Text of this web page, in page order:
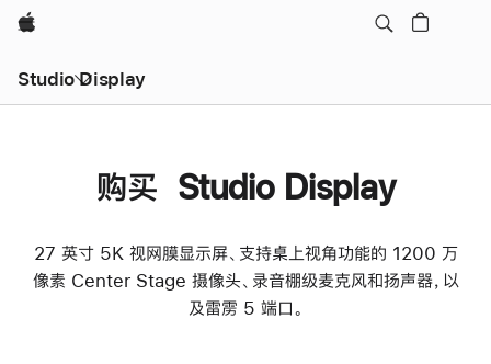
Apple
Studio Display
购买 Studio Display
27 英寸 5K 视网膜显示屏、支持桌上视角功能的 1200 万
像素 Center Stage 摄像头、录音棚级麦克风和扬声器，以
及雷雳 5 端口。